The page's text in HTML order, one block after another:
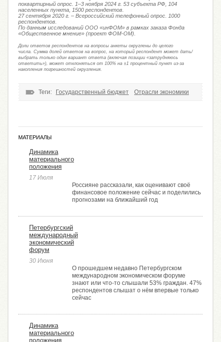
поквартирный опрос. 1–3 ноября 2024 г. 53 субъекта РФ, 104
населенных пункта, 1500 респондентов.
27 сентября 2020 г. – Всероссийский телефонный опрос. 1000
респондентов.
По данным исследований ООО «инФОМ» в рамках заказа Фонда
«Общественное мнение» (проект ФОМ-ОМ).
Доли ответов респондентов на вопросы анкеты округлены до целого
числа. Сумма долей ответов на вопрос, на который респондент может дать/
выбрать только один вариант ответа (включая позиции «затрудняюсь
ответить»), может отклоняться от 100% на ±1 процентный пункт из-за
накопления погрешностей округления.
Теги: Государственный бюджет Отрасли экономики
МАТЕРИАЛЫ
Динамика
материального
положения
17 Июля
Россияне рассказали, как оценивают своё
финансовое положение сейчас и поделились
прогнозами на ближайший год
Петербургский
международный
экономический
форум
30 Июня
О прошедшем недавно Петербургском
международном экономическом форуме
знают или что-то слышали 53% граждан. 47%
респондентов слышат о нём впервые только
сейчас
Динамика
материального
положения